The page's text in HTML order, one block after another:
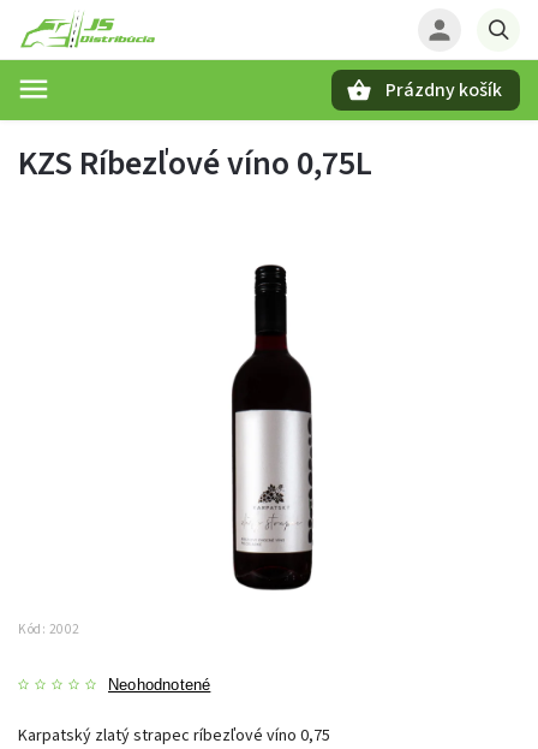
Prázdny košík
KZS Ríbezľové víno 0,75L
Kód: 2002
Neohodnotené
Karpatský zlatý strapec ríbezľové víno 0,75